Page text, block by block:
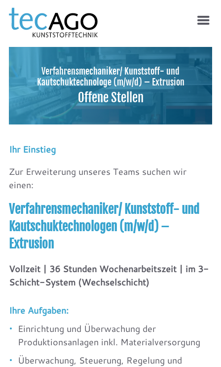
Verfahrensmechaniker/ Kunststoff- und
Kautschuktechnologe (m/w/d) – Extrusion
Offene Stellen
Ihr Einstieg
Zur Erweiterung unseres Teams suchen wir
einen:
Verfahrensmechaniker/ Kunststoff- und
Kautschuktechnologen (m/w/d) –
Extrusion
Vollzeit | 36 Stunden Wochenarbeitszeit | im 3-
Schicht-System (Wechselschicht)
Ihre Aufgaben:
Einrichtung und Überwachung der
Produktionsanlagen inkl. Materialversorgung
Überwachung, Steuerung, Regelung und